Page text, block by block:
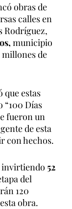
obras de
calles en
Rodríguez,
municipio
millones de
que estas
“100 Días
fueron un
de esta
con hechos.
invirtiendo 52
del
120
obra.